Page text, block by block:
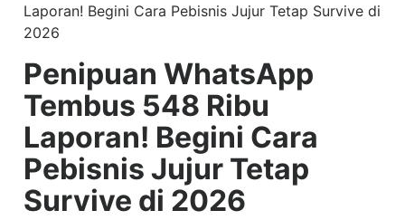
Laporan! Begini Cara Pebisnis Jujur Tetap Survive di
2026
Penipuan WhatsApp
Tembus 548 Ribu
Laporan! Begini Cara
Pebisnis Jujur Tetap
Survive di 2026